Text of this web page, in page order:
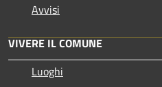
Avvisi
VIVERE IL COMUNE
Luoghi